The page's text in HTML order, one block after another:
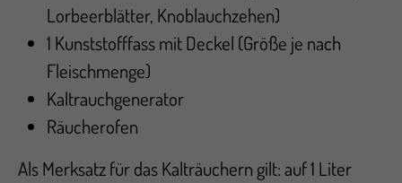
Lorbeerblätter, Knoblauchzehen)
1 Kunststofffass mit Deckel (Größe je nach
Fleischmenge)
Kaltrauchgenerator
Räucherofen
Als Merksatz für das Kalträuchern gilt: auf 1 Liter